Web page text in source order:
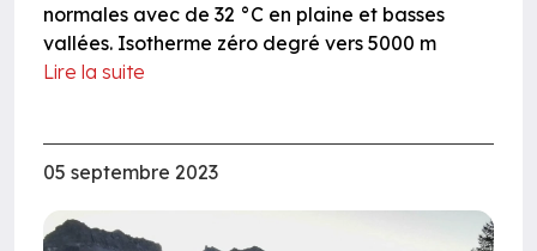
normales avec de 32 °C en plaine et basses
vallées. Isotherme zéro degré vers 5000 m
Lire la suite
05 septembre 2023